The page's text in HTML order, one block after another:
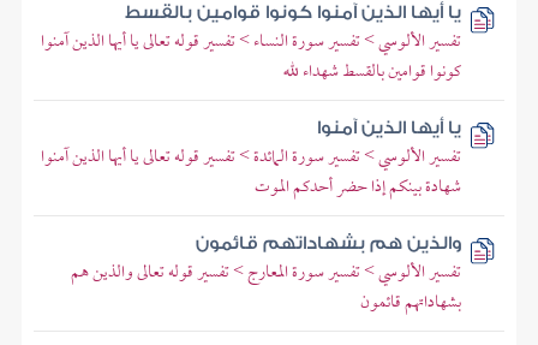
يا أيها الذين آمنوا كونوا قوامين بالقسط
تفسير الألوسي > تفسير سورة النساء > تفسير قوله تعالى يا أيها الذين آمنوا
كونوا قوامين بالقسط شهداء لله
يا أيها الذين آمنوا
تفسير الألوسي > تفسير سورة المائدة > تفسير قوله تعالى يا أيها الذين آمنوا
شهادة بينكم إذا حضر أحدكم الموت
والذين هم بشهاداتهم قائمون
تفسير الألوسي > تفسير سورة المعارج > تفسير قوله تعالى والذين هم
بشهاداتهم قائمون